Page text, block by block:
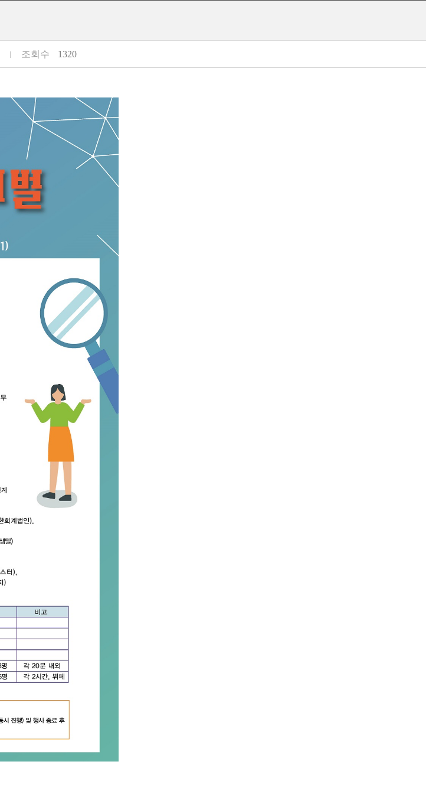
조회수 1320